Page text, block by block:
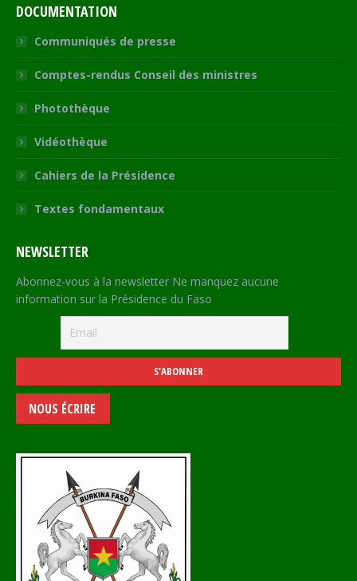
DOCUMENTATION
Communiqués de presse
Comptes-rendus Conseil des ministres
Photothèque
Vidéothèque
Cahiers de la Présidence
Textes fondamentaux
NEWSLETTER
Abonnez-vous à la newsletter Ne manquez aucune
information sur la Présidence du Faso
NOUS ÉCRIRE